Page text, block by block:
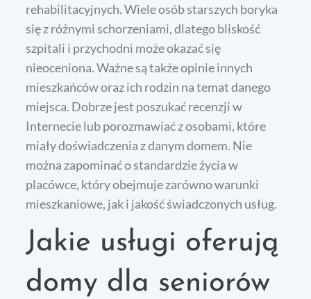
rehabilitacyjnych. Wiele osób starszych boryka
się z różnymi schorzeniami, dlatego bliskość
szpitali i przychodni może okazać się
nieoceniona. Ważne są także opinie innych
mieszkańców oraz ich rodzin na temat danego
miejsca. Dobrze jest poszukać recenzji w
Internecie lub porozmawiać z osobami, które
miały doświadczenia z danym domem. Nie
można zapominać o standardzie życia w
placówce, który obejmuje zarówno warunki
mieszkaniowe, jak i jakość świadczonych usług.
Jakie usługi oferują
domy dla seniorów